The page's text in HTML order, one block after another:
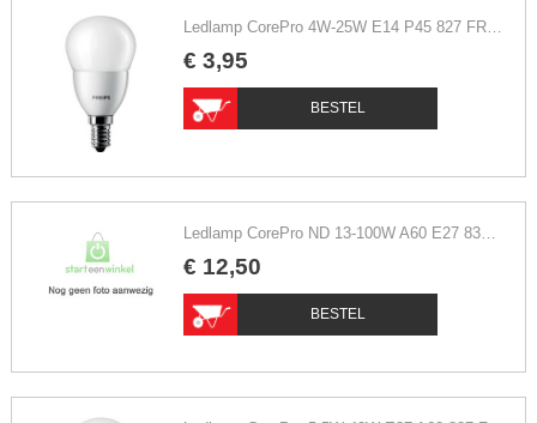
€ 3,95
BESTEL
€ 12,50
BESTEL